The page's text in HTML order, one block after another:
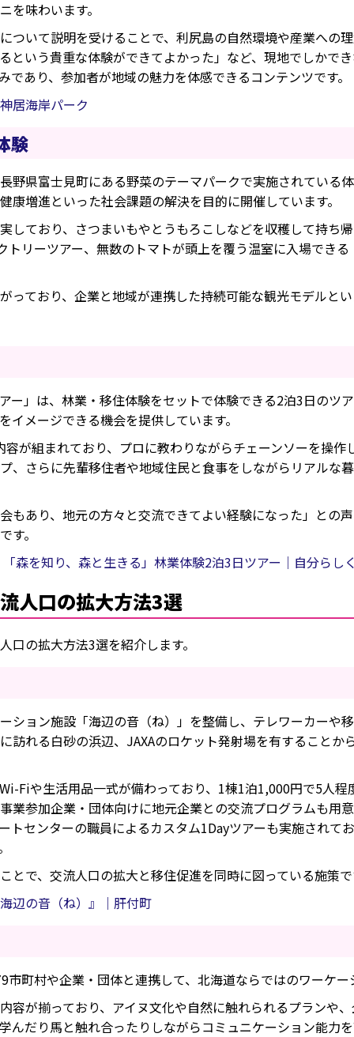
を味わいます。
ついて説明を受けることで、利尻島の自然環境や産業への
という貴重な体験ができてよかった」など、現地でしかで
あり、参加者が地域の魅力を体感できるコンテンツです。
居海岸パーク
験
野県富士見町にある野菜のテーマパークで実施されている
増進といった社会課題の解決を目的に開催しています。
しており、さつまいもやとうもろこしなどを収穫して持ち
リーツアー、無数のトマトが頭上を覆う温室に入場でき
っており、企業と地域が連携した持続可能な観光モデルと
ー」は、林業・移住体験をセットで体験できる2泊3日のツ
メージできる機会を提供しています。
が組まれており、プロに教わりながらチェーンソーを操
、さらに先輩移住者や地域住民と食事をしながらリアルな
もあり、地元の方々と交流できてよい経験になった」との
す。
森を知り、森と生きる」林業体験2泊3日ツアー｜自分らし
人口の拡大方法3選
の拡大方法3選を紹介します。
ション施設「海辺の音（ね）」を整備し、テレワーカーや
訪れる白砂の浜辺、JAXAのロケット発射場を有すること
Fiや生活用品一式が備わっており、1棟1泊1,000円で5人
業参加企業・団体向けに地元企業との交流プログラムも用
トセンターの職員によるカスタム1Dayツアーも実施されて
とで、交流人口の拡大と移住促進を同時に図っている施策
辺の音（ね）』｜肝付町
町村や企業・団体と連携して、北海道ならではのワーケ
容が揃っており、アイヌ文化や自然に触れられるプランや
んだり馬と触れ合ったりしながらコミュニケーション能力